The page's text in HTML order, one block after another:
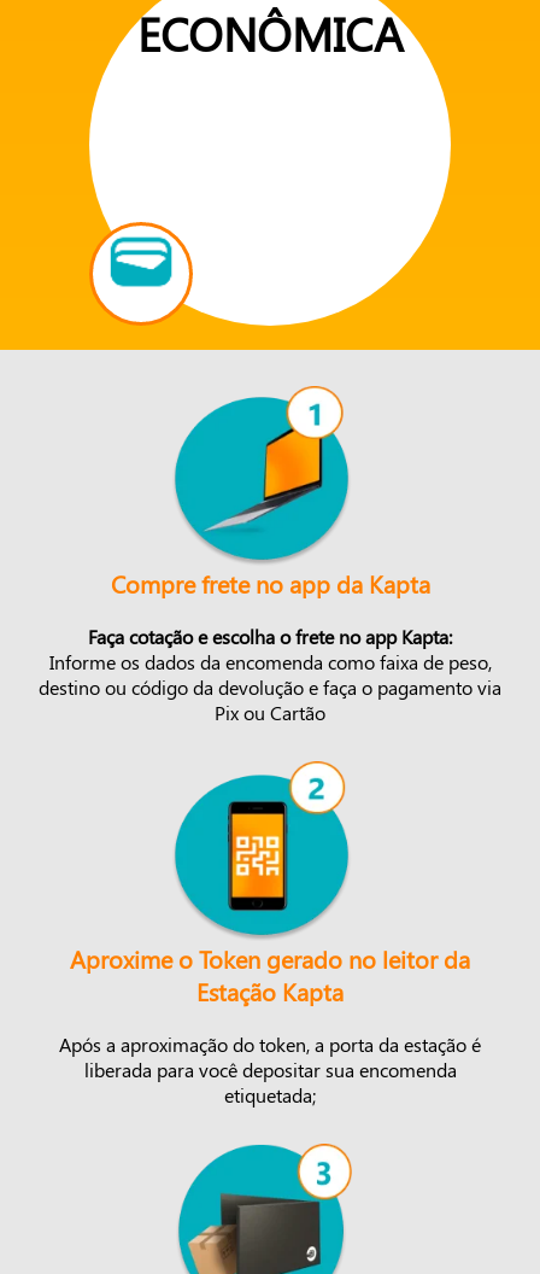
ECONÔMICA
Compre frete no app da Kapta
Faça cotação e escolha o frete no app Kapta:
Informe os dados da encomenda como faixa de peso,
destino ou código da devolução e faça o pagamento via
Pix ou Cartão
Aproxime o Token gerado no leitor da
Estação Kapta
Após a aproximação do token, a porta da estação é
liberada para você depositar sua encomenda
etiquetada;